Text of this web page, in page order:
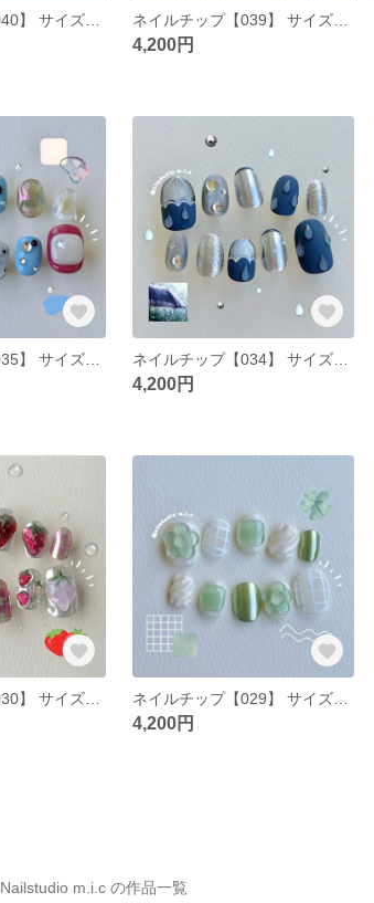
ネイルチップ【039】 サイズオーダー 韓国 ポップ ニュアンス ぷっくり フリル くすみブルー お花 ドット柄
4,200円
ネイルチップ【034】 サイズオーダー 韓国 ポップ ニュアンス ぷっくり 雨 水滴 梅雨 マグネット くすみブルー マットネイル シルバー ミラー フレンチ
4,200円
ネイルチップ【029】 サイズオーダー 韓国 ポップ ニュアンス ぷっくり ナチュラルカラー グリーン オフホワイト お花 ミラーネイル チーク うねうね
4,200円
Nailstudio m.i.c の作品一覧